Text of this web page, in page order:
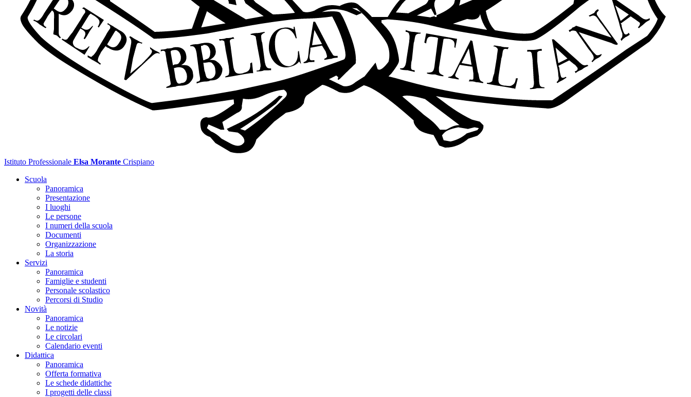
Istituto Professionale Elsa Morante Crispiano
Scuola
Panoramica
Presentazione
I luoghi
Le persone
I numeri della scuola
Documenti
Organizzazione
La storia
Servizi
Panoramica
Famiglie e studenti
Personale scolastico
Percorsi di Studio
Novità
Panoramica
Le notizie
Le circolari
Calendario eventi
Didattica
Panoramica
Offerta formativa
Le schede didattiche
I progetti delle classi